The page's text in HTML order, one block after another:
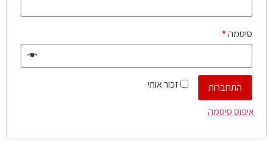
סיסמה*
זכור אותי
התחברות
איפוס סיסמה